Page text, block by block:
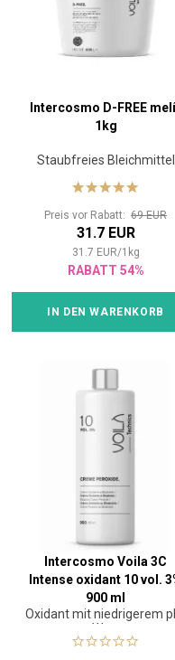
Intercosmo D-FREE
1kg
Staubfreies Bleichmittel
Preis vor Rabatt: 69 EUR
31.7 EUR
31.7 EUR/1 kg
RABATT 54%
IN DEN WARENKORB
Intercosmo Voila 3C
Intense oxidant 10 vol.
900 ml
Oxidant mit niedrigerem
Wert